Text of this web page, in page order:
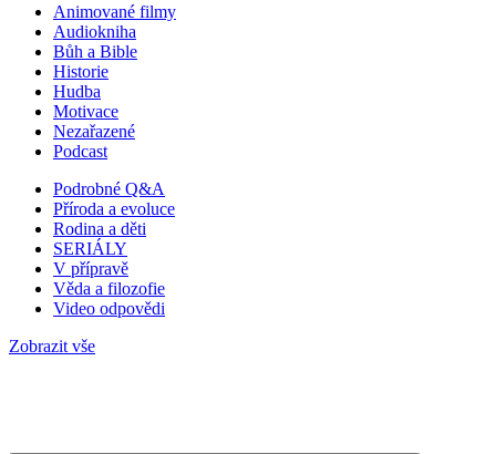
Animované filmy
Audiokniha
Bůh a Bible
Historie
Hudba
Motivace
Nezařazené
Podcast
Podrobné Q&A
Příroda a evoluce
Rodina a děti
SERIÁLY
V přípravě
Věda a filozofie
Video odpovědi
Zobrazit vše